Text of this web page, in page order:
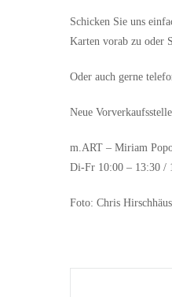
Schicken Sie uns
Karten vorab zu oder
Oder auch gerne
Neue
m.ART – Miriam
Di-Fr 10:00 – 13:30 /
Foto: Chris